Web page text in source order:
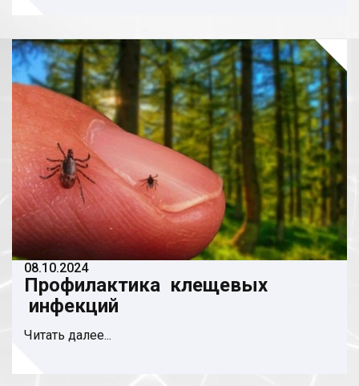
08.10.2024
Профилактика клещевых
инфекций
Читать далее...